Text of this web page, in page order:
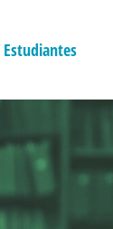
Estudiantes